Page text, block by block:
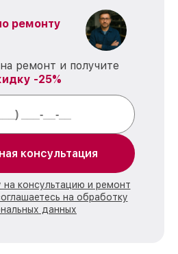
ремонту
ремонт и получите
-25%
консультация
на консультацию и ремонт
на обработку
данных